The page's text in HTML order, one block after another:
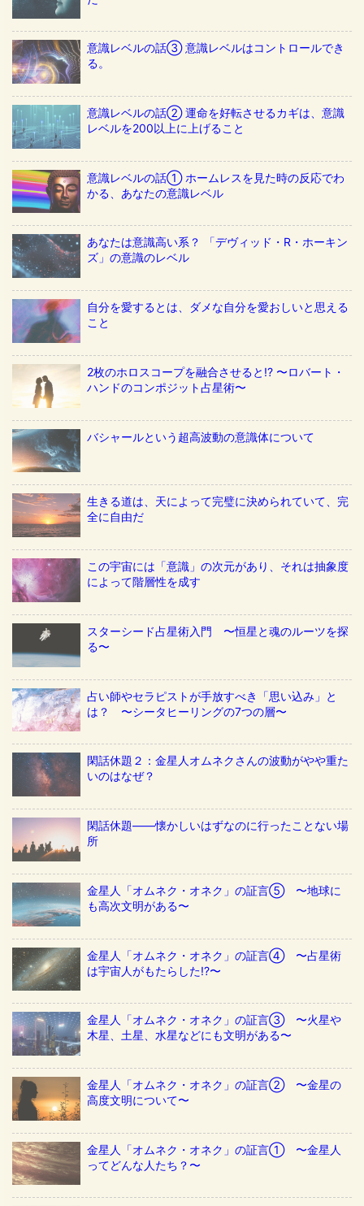
意識レベルの話③ 意識レベルはコントロールでき
る。
意識レベルの話② 運命を好転させるカギは、意識
レベルを200以上に上げること
意識レベルの話① ホームレスを見た時の反応でわ
かる、あなたの意識レベル
あなたは意識高い系？ 「デヴィッド・R・ホーキン
ズ」の意識のレベル
自分を愛するとは、ダメな自分を愛おしいと思える
こと
2枚のホロスコープを融合させると!? 〜ロバート・
ハンドのコンポジット占星術〜
バシャールという超高波動の意識体について
生きる道は、天によって完璧に決められていて、完
全に自由だ
この宇宙には「意識」の次元があり、それは抽象度
によって階層性を成す
スターシード占星術入門 〜恒星と魂のルーツを探
る〜
占い師やセラピストが手放すべき「思い込み」と
は？ 〜シータヒーリングの7つの層〜
閑話休題２：金星人オムネクさんの波動がやや重た
いのはなぜ？
閑話休題——懐かしいはずなのに行ったことない場
所
金星人「オムネク・オネク」の証言⑤ 〜地球に
も高次文明がある〜
金星人「オムネク・オネク」の証言④ 〜占星術
は宇宙人がもたらした!?〜
金星人「オムネク・オネク」の証言③ 〜火星や
木星、土星、水星などにも文明がある〜
金星人「オムネク・オネク」の証言② 〜金星の
高度文明について〜
金星人「オムネク・オネク」の証言① 〜金星人
ってどんな人たち？〜